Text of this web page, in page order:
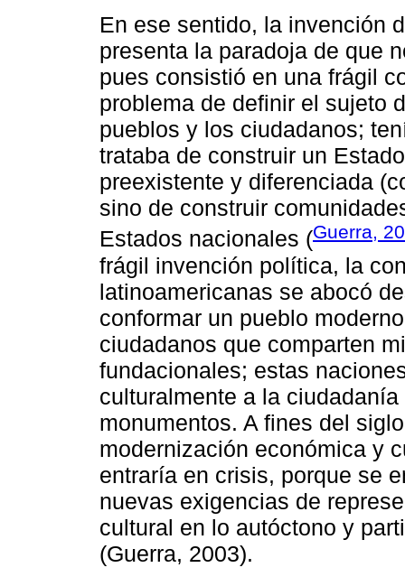
En ese sentido, la invención
presenta la paradoja de que
pues consistió en una frágil
problema de definir el sujeto
pueblos y los ciudadanos;
trataba de construir un
preexistente y diferenciada
sino de construir
Estados nacionales (Guerra,
frágil invención política, la
latinoamericanas se abocó
conformar un pueblo
ciudadanos que comparten
fundacionales; estas
culturalmente a la
monumentos. A fines del
modernización económica y
entraría en crisis, porque se
nuevas exigencias de
cultural en lo autóctono y
(Guerra, 2003).